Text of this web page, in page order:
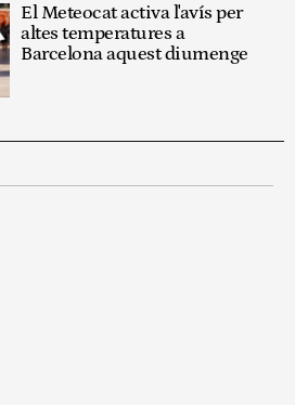
El Meteocat activa l'avís per
altes temperatures a
Barcelona aquest diumenge